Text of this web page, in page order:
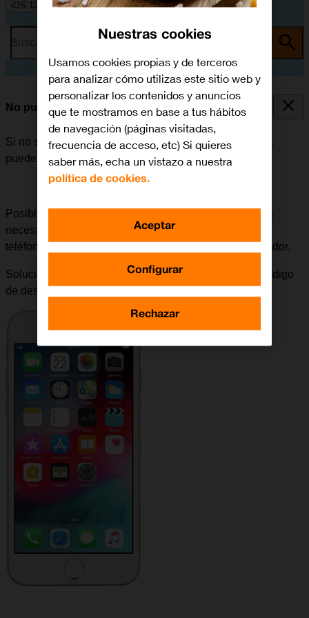
iOS 12.0
Busca por problema o tema
No puedo iniciar mi móvil
Si no se puede iniciar el móvil después de encenderlo,
puede haber varias causas al problema.
Posible causa 4 de 6:
Si el móvil no está liberado, será
necesario eliminar el bloqueo de operador para que el
teléfono se pueda utilizar con las tarjetas de otro operador.
Solución:
Contactar con el operador para obtener el código
de desbloqueo.
Nuestras cookies
Usamos cookies propias y de terceros
para analizar cómo utilizas este sitio web y
personalizar los contenidos y anuncios
que te mostramos en base a tus hábitos
de navegación (páginas visitadas,
frecuencia de acceso, etc) Si quieres
saber más, echa un vistazo a nuestra
política de cookies.
Configurar
Rechazar
Aceptar